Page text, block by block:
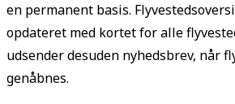
en permanent basis.
opdateret med kortet for alle
udsender desuden nyhedsbrev, når
genåbnes.